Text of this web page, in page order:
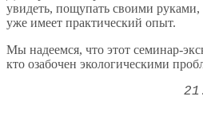
увидеть, пощупать своими руками,
уже имеет практический опыт.
Мы надеемся, что этот семинар-
кто озабочен экологическими